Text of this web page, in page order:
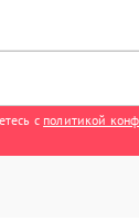
с политикой